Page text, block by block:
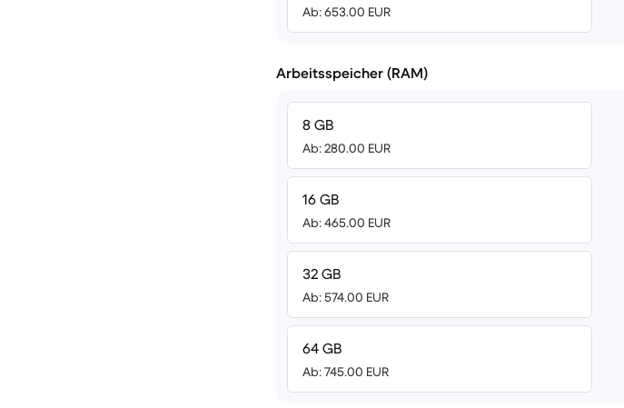
Ab: 653.00 EUR
Arbeitsspeicher (RAM)
8 GB
Ab: 280.00 EUR
16 GB
Ab: 465.00 EUR
32 GB
Ab: 574.00 EUR
64 GB
Ab: 745.00 EUR